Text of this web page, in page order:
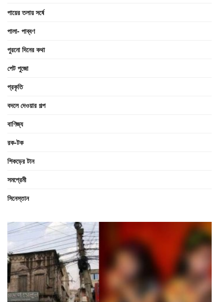
পায়ের তলায় সর্ষে
পালা- পাব্বণ
পুরনো দিনের কথা
পেট পুজো
প্রকৃতি
বদলে দেওয়ার গল্প
বাণিজ্য
রক-টক
শিকড়ের টান
সমপ্রেমী
সিনেস্তান